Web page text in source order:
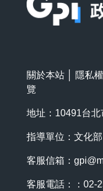
關於本站 隱私
覽
地址：10491台
指導單位：文化部
客服信箱：
客服電話：：02-